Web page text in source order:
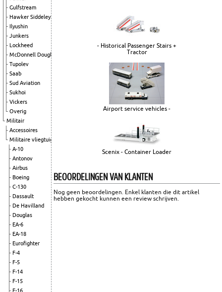
Gulfstream
Hawker Siddeley
Ilyushin
Junkers
Lockheed
McDonnell Douglas
Tupolev
Saab
Sud Aviation
Sukhoi
Vickers
Overig
Militair
Accessoires
Militaire vliegtuigen
A-10
Antonov
Airbus
Boeing
C-130
Dassault
De Havilland
Douglas
EA-6
EA-18
Eurofighter
F-4
F-5
F-14
F-15
F-16
- Historical Passenger Stairs +
Tractor
Airport service vehicles -
Scenix - Container Loader
BEOORDELINGEN VAN KLANTEN
Nog geen beoordelingen. Enkel klanten die dit artikel
hebben gekocht kunnen een review schrijven.